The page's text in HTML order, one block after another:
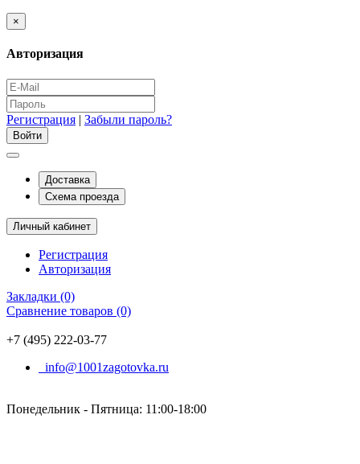
×
Авторизация
Регистрация | Забыли пароль?
Доставка
Схема проезда
Личный кабинет
Регистрация
Авторизация
Закладки (0)
Сравнение товаров (0)
+7 (495) 222-03-77
info@1001zagotovka.ru
Понедельник - Пятница: 11:00-18:00